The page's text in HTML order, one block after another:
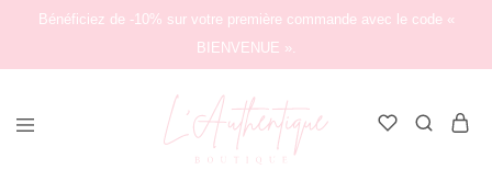
Bénéficiez de -10% sur votre première commande avec le code «
BIENVENUE ».